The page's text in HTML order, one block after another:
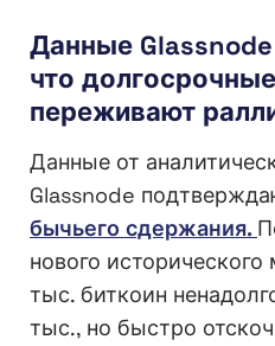
Данные
что
переживают
Данные от
Glassnode
бычьего сдержания.
нового
тыс. биткоин
тыс., но быстро